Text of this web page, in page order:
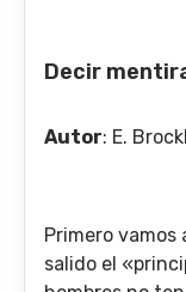
Decir
Autor: E.
Primero
salido el